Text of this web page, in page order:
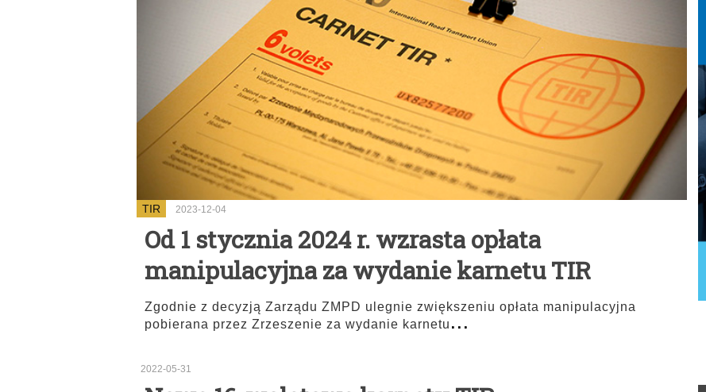
TIR 2023-12-04
Od 1 stycznia 2024 r. wzrasta opłata
manipulacyjna za wydanie karnetu TIR
Zgodnie z decyzją Zarządu ZMPD ulegnie zwiększeniu opłata manipulacyjna
pobierana przez Zrzeszenie za wydanie karnetu...
2022-05-31